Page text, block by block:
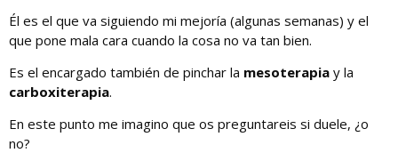
Él es el que va siguiendo mi mejoría (algunas semanas) y el
que pone mala cara cuando la cosa no va tan bien.
Es el encargado también de pinchar la mesoterapia y la
carboxiterapia.
En este punto me imagino que os preguntareis si duele, ¿o
no?